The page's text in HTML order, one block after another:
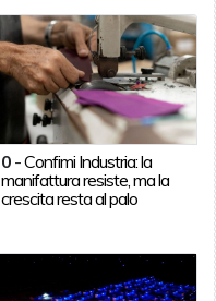
0 -Confimi Industria: la
manifattura resiste, ma la
crescita resta al palo